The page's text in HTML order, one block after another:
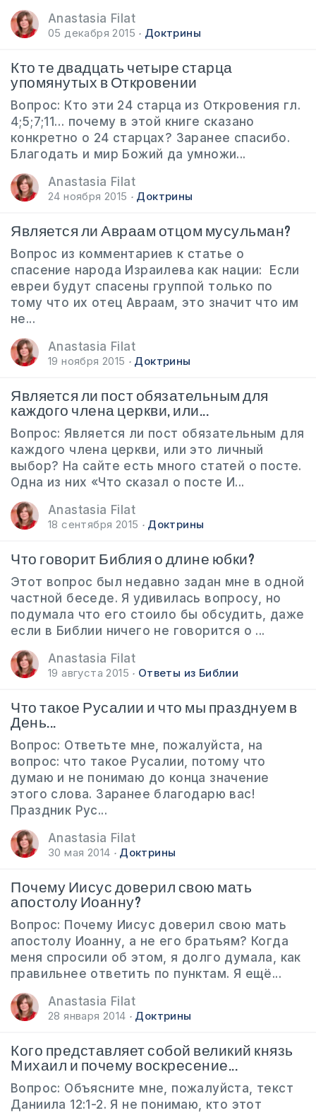
Anastasia Filat
05 декабря 2015 Доктрины
Кто те двадцать четыре старца
упомянутых в Откровении
Вопрос: Кто эти 24 старца из Откровения гл.
4;5;7;11… почему в этой книге сказано
конкретно о 24 старцах? Заранее спасибо.
Благодать и мир Божий да умножи...
Anastasia Filat
24 ноября 2015 Доктрины
Является ли Авраам отцом мусульман?
Вопрос из комментариев к статье о
спасение народа Израилева как нации: Если
евреи будут спасены группой только по
тому что их отец Авраам, это значит что им
не...
Anastasia Filat
19 ноября 2015 Доктрины
Является ли пост обязательным для
каждого члена церкви, или...
Вопрос: Является ли пост обязательным для
каждого члена церкви, или это личный
выбор? На сайте есть много статей о посте.
Одна из них «Что сказал о посте И...
Anastasia Filat
18 сентября 2015 Доктрины
Что говорит Библия о длине юбки?
Этот вопрос был недавно задан мне в одной
частной беседе. Я удивилась вопросу, но
подумала что его стоило бы обсудить, даже
если в Библии ничего не говорится о ...
Anastasia Filat
19 августа 2015 Ответы из Библии
Что такое Русалии и что мы празднуем в
День...
Вопрос: Ответьте мне, пожалуйста, на
вопрос: что такое Русалии, потому что
думаю и не понимаю до конца значение
этого слова. Заранее благодарю вас!
Праздник Рус...
Anastasia Filat
30 мая 2014 Доктрины
Почему Иисус доверил свою мать
апостолу Иоанну?
Вопрос: Почему Иисус доверил свою мать
апостолу Иоанну, а не его братьям? Когда
меня спросили об этом, я долго думала, как
правильнее ответить по пунктам. Я ещё...
Anastasia Filat
28 января 2014 Доктрины
Кого представляет собой великий князь
Михаил и почему воскресение...
Вопрос: Объясните мне, пожалуйста, текст
Даниила 12:1-2. Я не понимаю, кто этот